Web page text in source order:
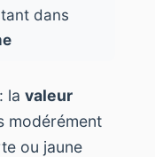
dans
la valeur
modérément
ou jaune